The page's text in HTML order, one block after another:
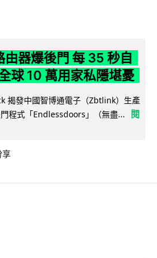
器爆後門 每 35 秒自
球 10 萬用家私隱堪憂
揭發中國智博通電子（Zbtlink）生產
程式「Endlessdoors」（無盡...
閱
享